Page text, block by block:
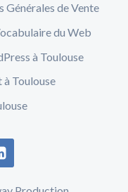
Générales de Vente
du Web
à Toulouse
Toulouse